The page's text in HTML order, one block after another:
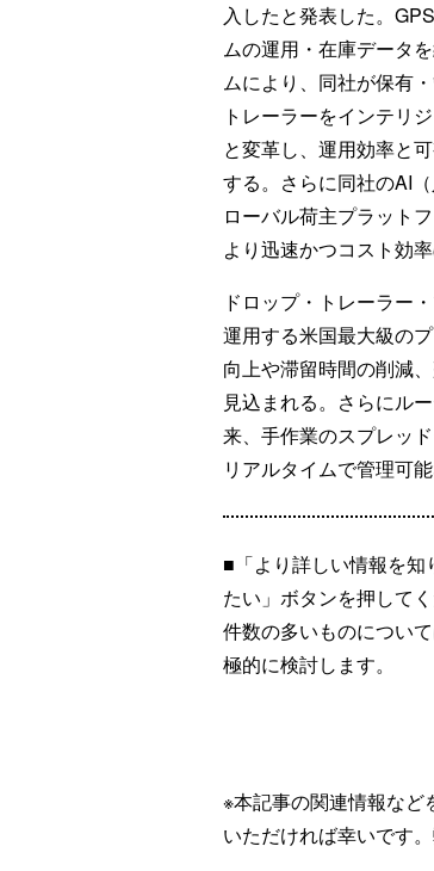
入したと発表した。
ムの運用・在庫データ
ムにより、同社が保有
トレーラーをインテリ
と変革し、運用効率と
する。さらに同社のAI
ローバル荷主プラット
より迅速かつコスト効
ドロップ・トレーラー
運用する米国最大級の
向上や滞留時間の削減
見込まれる。さらにル
来、手作業のスプレッ
リアルタイムで管理可
■「より詳しい情報を知
たい」ボタンを押して
件数の多いものについ
極的に検討します。
※本記事の関連情報など
いただければ幸いです